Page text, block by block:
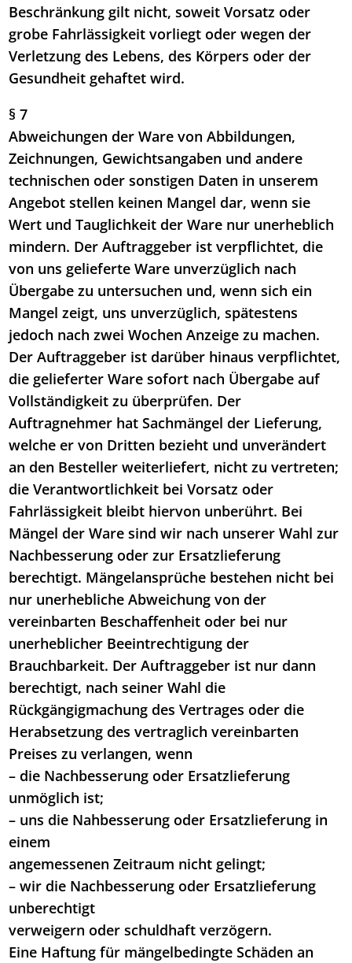
Beschränkung gilt nicht, soweit Vorsatz oder
grobe Fahrlässigkeit vorliegt oder wegen der
Verletzung des Lebens, des Körpers oder der
Gesundheit gehaftet wird.
§ 7
Abweichungen der Ware von Abbildungen,
Zeichnungen, Gewichtsangaben und andere
technischen oder sonstigen Daten in unserem
Angebot stellen keinen Mangel dar, wenn sie
Wert und Tauglichkeit der Ware nur unerheblich
mindern. Der Auftraggeber ist verpflichtet, die
von uns gelieferte Ware unverzüglich nach
Übergabe zu untersuchen und, wenn sich ein
Mangel zeigt, uns unverzüglich, spätestens
jedoch nach zwei Wochen Anzeige zu machen.
Der Auftraggeber ist darüber hinaus verpflichtet,
die gelieferter Ware sofort nach Übergabe auf
Vollständigkeit zu überprüfen. Der
Auftragnehmer hat Sachmängel der Lieferung,
welche er von Dritten bezieht und unverändert
an den Besteller weiterliefert, nicht zu vertreten;
die Verantwortlichkeit bei Vorsatz oder
Fahrlässigkeit bleibt hiervon unberührt. Bei
Mängel der Ware sind wir nach unserer Wahl zur
Nachbesserung oder zur Ersatzlieferung
berechtigt. Mängelansprüche bestehen nicht bei
nur unerhebliche Abweichung von der
vereinbarten Beschaffenheit oder bei nur
unerheblicher Beeintrechtigung der
Brauchbarkeit. Der Auftraggeber ist nur dann
berechtigt, nach seiner Wahl die
Rückgängigmachung des Vertrages oder die
Herabsetzung des vertraglich vereinbarten
Preises zu verlangen, wenn
– die Nachbesserung oder Ersatzlieferung
unmöglich ist;
– uns die Nahbesserung oder Ersatzlieferung in
einem
angemessenen Zeitraum nicht gelingt;
– wir die Nachbesserung oder Ersatzlieferung
unberechtigt
verweigern oder schuldhaft verzögern.
Eine Haftung für mängelbedingte Schäden an